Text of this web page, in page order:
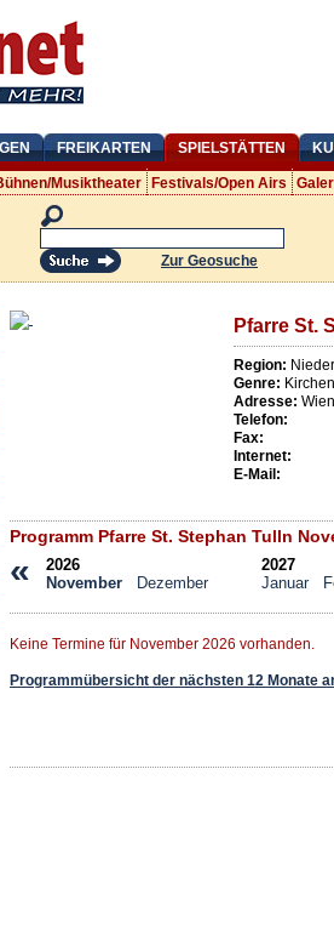
FREIKARTEN SPIELSTÄTTEN
Musiktheater Festivals/Open Airs
Zur Geosuche
Pfarre St.
Region:
Genre: Kirchen
Adresse:
Telefon:
Fax:
Internet:
E-Mail:
Programm Pfarre St. Stephan Tulln
«
2026
November
Dezember
2027
Januar
Keine Termine für November 2026 vorhanden.
Programmübersicht der nächsten 12 Monate